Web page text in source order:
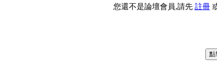
您還不是論壇會員,請先 註冊